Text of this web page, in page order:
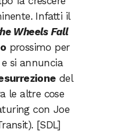
Infatti il
Wheels Fall
prossimo per
si annuncia
del
le altre cose
con Joe
[SDL]